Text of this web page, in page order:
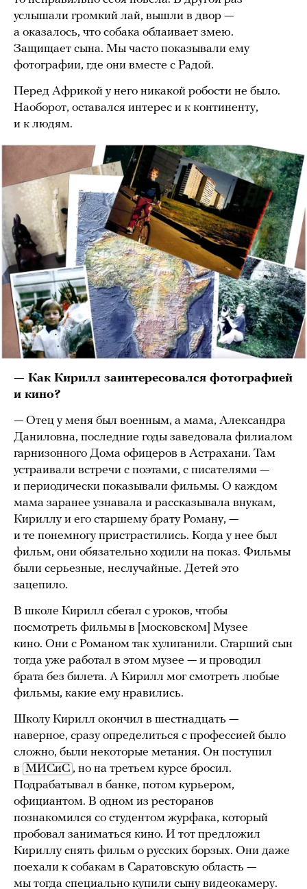
услышали громкий лай, вышли в двор —
а оказалось, что собака облаивает змею.
Защищает сына. Мы часто показывали ему
фотографии, где они вместе с Радой.
Перед Африкой у него никакой робости не было.
Наоборот, оставался интерес и к континенту,
и к людям.
— Как Кирилл заинтересовался фотографией
и кино?
— Отец у меня был военным, а мама, Александра
Даниловна, последние годы заведовала филиалом
гарнизонного Дома офицеров в Астрахани. Там
устраивали встречи с поэтами, с писателями —
и периодически показывали фильмы. О каждом
мама заранее узнавала и рассказывала внукам,
Кириллу и его старшему брату Роману, —
и те понемногу пристрастились. Когда у нее был
фильм, они обязательно ходили на показ. Фильмы
были серьезные, неслучайные. Детей это
зацепило.
В школе Кирилл сбегал с уроков, чтобы
посмотреть фильмы в [московском] Музее
кино. Они с Романом так хулиганили. Старший сын
тогда уже работал в этом музее — и проводил
брата без билета. А Кирилл мог смотреть любые
фильмы, какие ему нравились.
Школу Кирилл окончил в шестнадцать —
наверное, сразу определиться с профессией было
сложно, были некоторые метания. Он поступил
в МИСиС , но на третьем курсе бросил.
Подрабатывал в банке, потом курьером,
официантом. В одном из ресторанов
познакомился со студентом журфака, который
пробовал заниматься кино. И тот предложил
Кириллу снять фильм о русских борзых. Они даже
поехали к собакам в Саратовскую область —
мы тогда специально купили сыну видеокамеру.